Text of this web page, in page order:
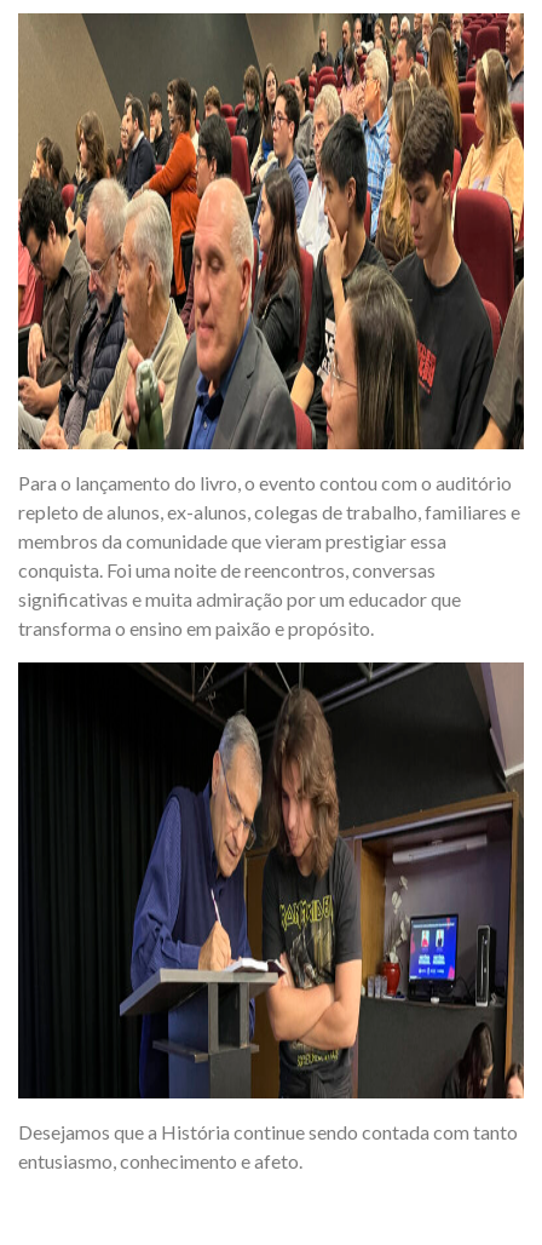
Para o lançamento do livro, o evento contou com o auditório
repleto de alunos, ex-alunos, colegas de trabalho, familiares e
membros da comunidade que vieram prestigiar essa
conquista. Foi uma noite de reencontros, conversas
significativas e muita admiração por um educador que
transforma o ensino em paixão e propósito.
Desejamos que a História continue sendo contada com tanto
entusiasmo, conhecimento e afeto.